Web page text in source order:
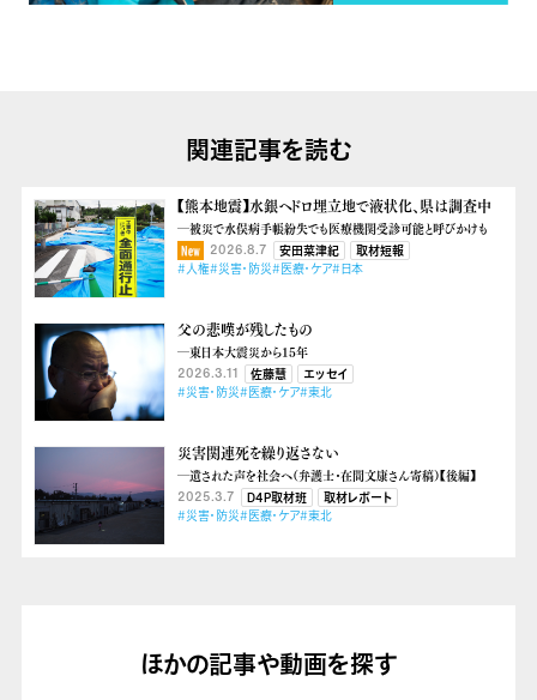
関連記事を読む
【熊本地震】水銀ヘドロ埋立地で液状化、県は調査中
―被災で水俣病手帳紛失でも医療機関受診可能と呼びかけも
2026.8.7 安田菜津紀
取材短報
#人権#災害・防災#医療・ケア#日本
父の悲嘆が残したもの
―東日本大震災から15年
2026.3.11 佐藤慧
エッセイ
#災害・防災#医療・ケア#東北
災害関連死を繰り返さない
―遺された声を社会へ（弁護士・在間文康さん寄稿）【後編】
2025.3.7 D4P取材班
取材レポート
#災害・防災#医療・ケア#東北
ほかの記事や動画を探す